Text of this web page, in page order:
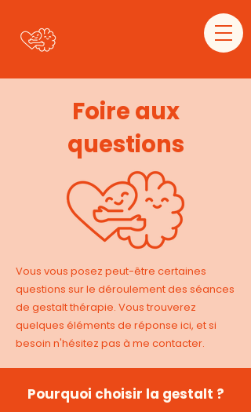
Foire aux
questions
Vous vous posez peut-être certaines
questions sur le déroulement des séances
de gestalt thérapie. Vous trouverez
quelques éléments de réponse ici, et si
besoin n'hésitez pas à me contacter.
Pourquoi choisir la gestalt ?